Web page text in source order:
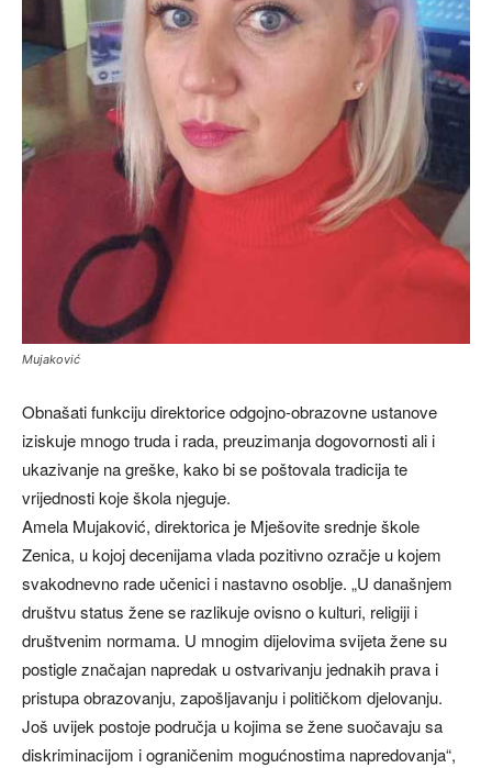
Mujaković
Obnašati funkciju direktorice odgojno-obrazovne ustanove
iziskuje mnogo truda i rada, preuzimanja dogovornosti ali i
ukazivanje na greške, kako bi se poštovala tradicija te
vrijednosti koje škola njeguje.
Amela Mujaković, direktorica je Mješovite srednje škole
Zenica, u kojoj decenijama vlada pozitivno ozračje u kojem
svakodnevno rade učenici i nastavno osoblje. „U današnjem
društvu status žene se razlikuje ovisno o kulturi, religiji i
društvenim normama. U mnogim dijelovima svijeta žene su
postigle značajan napredak u ostvarivanju jednakih prava i
pristupa obrazovanju, zapošljavanju i političkom djelovanju.
Još uvijek postoje područja u kojima se žene suočavaju sa
diskriminacijom i ograničenim mogućnostima napredovanja“,